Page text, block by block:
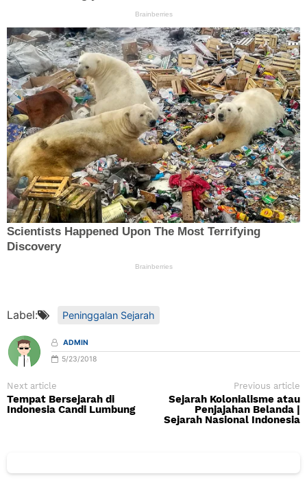
Label: Peninggalan Sejarah
ADMIN
5/23/2018
Next article
Tempat Bersejarah di
Indonesia Candi Lumbung
Previous article
Sejarah Kolonialisme atau
Penjajahan Belanda |
Sejarah Nasional Indonesia